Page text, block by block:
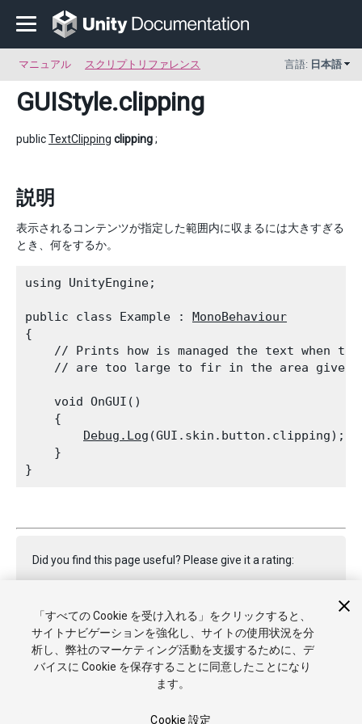
マニュアル スクリプトリファレンス 言語: 日本語
GUIStyle.clipping
publicTextClipping clipping;
説明
表示されるコンテンツが指定した範囲内に収まるには大きすぎる
とき、何をするか。
using UnityEngine;
public class Example : MonoBehaviour
{
// Prints how is managed the text when
    // are too large to fir in the area given.
    void OnGUI()
    {
Debug.Log (GUI.skin.button.clipping);
    }
Did you find this page useful? Please give it a rating:
Report a problem on this page
「すべての Cookie を受け入れる」をクリックすると、
サイトナビゲーションを強化し、サイトの使用状況を分
析し、弊社のマーケティング活動を支援するために、デ
バイスに Cookie を保存することに同意したことになり
ます。
Cookie 設定